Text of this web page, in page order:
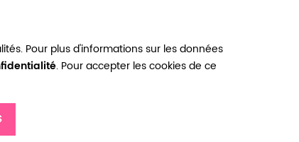
Pour plus d'informations sur les données
. Pour accepter les cookies de ce
Créer un compte